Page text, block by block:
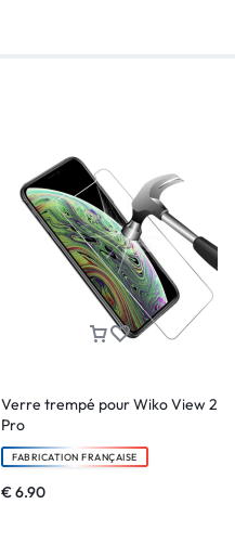
Verre trempé pour Wiko View 2
Pro
FABRICATION FRANÇAISE
€6.90